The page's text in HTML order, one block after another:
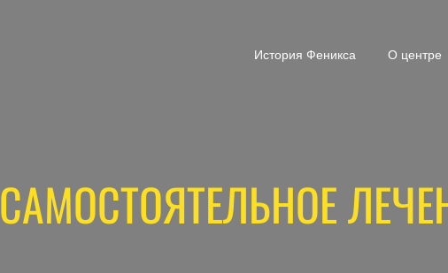
История Феникса О центре
САМОСТОЯТЕЛЬНОЕ